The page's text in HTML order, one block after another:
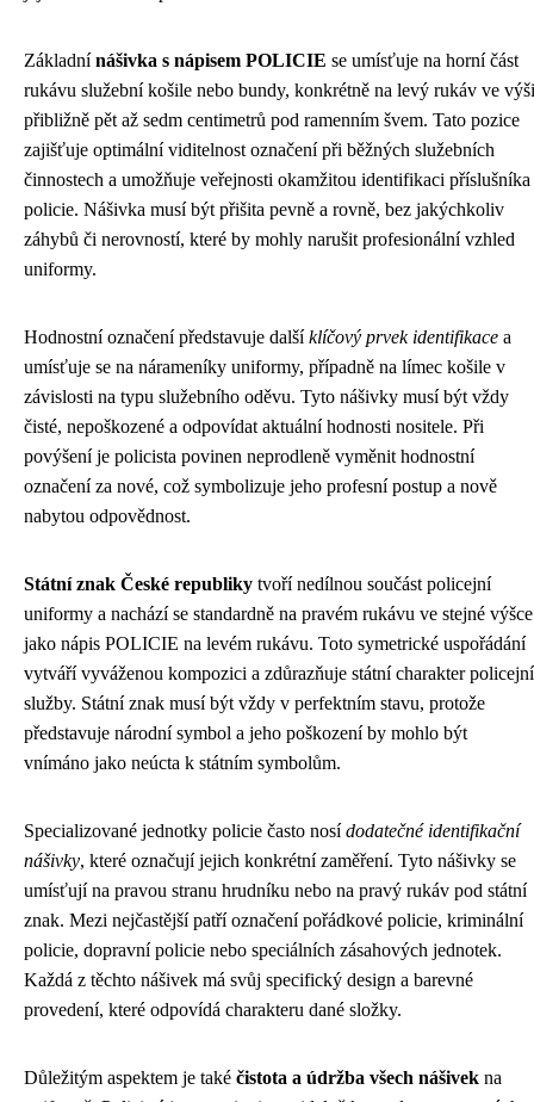
Základnínášivka s nápisem POLICIE se umísťuje na horní část
rukávu služební košile nebo bundy, konkrétně na levý rukáv ve výši
přibližně pět až sedm centimetrů pod ramenním švem. Tato pozice
zajišťuje optimální viditelnost označení při běžných služebních
činnostech a umožňuje veřejnosti okamžitou identifikaci příslušníka
policie. Nášivka musí být přišita pevně a rovně, bez jakýchkoliv
záhybů či nerovností, které by mohly narušit profesionální vzhled
uniformy.
Hodnostní označení představuje dalšíklíčový prvek identifikace a
umísťuje se na nárameníky uniformy, případně na límec košile v
závislosti na typu služebního oděvu. Tyto nášivky musí být vždy
čisté, nepoškozené a odpovídat aktuální hodnosti nositele. Při
povýšení je policista povinen neprodleně vyměnit hodnostní
označení za nové, což symbolizuje jeho profesní postup a nově
nabytou odpovědnost.
Státní znak České republiky tvoří nedílnou součást policejní
uniformy a nachází se standardně na pravém rukávu ve stejné výšce
jako nápis POLICIE na levém rukávu. Toto symetrické uspořádání
vytváří vyváženou kompozici a zdůrazňuje státní charakter policejní
služby. Státní znak musí být vždy v perfektním stavu, protože
představuje národní symbol a jeho poškození by mohlo být
vnímáno jako neúcta k státním symbolům.
Specializované jednotky policie často nosídodatečné identifikační
nášivky, které označují jejich konkrétní zaměření. Tyto nášivky se
umísťují na pravou stranu hrudníku nebo na pravý rukáv pod státní
znak. Mezi nejčastější patří označení pořádkové policie, kriminální
policie, dopravní policie nebo speciálních zásahových jednotek.
Každá z těchto nášivek má svůj specifický design a barevné
provedení, které odpovídá charakteru dané složky.
Důležitým aspektem je také čistota a údržba všech nášivek na